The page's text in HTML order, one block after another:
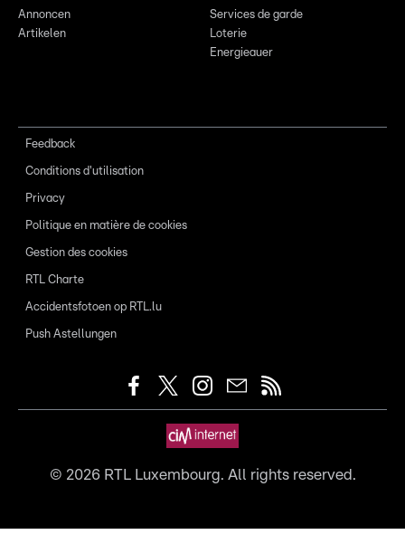
Annoncen
Artikelen
Services de garde
Loterie
Energieauer
Feedback
Conditions d'utilisation
Privacy
Politique en matière de cookies
Gestion des cookies
RTL Charte
Accidentsfotoen op RTL.lu
Push Astellungen
© 2026RTL Luxembourg. All rights reserved.